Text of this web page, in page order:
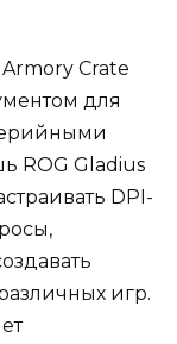
Crate
для
ROG Gladius
DPI-
игр.